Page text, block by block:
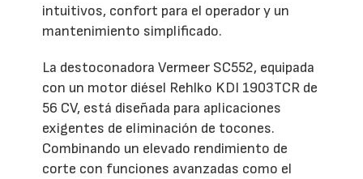
intuitivos, confort para el operador y un
mantenimiento simplificado.
La destoconadora Vermeer SC552, equipada
con un motor diésel Rehlko KDI 1903TCR de
56 CV, está diseñada para aplicaciones
exigentes de eliminación de tocones.
Combinando un elevado rendimiento de
corte con funciones avanzadas como el